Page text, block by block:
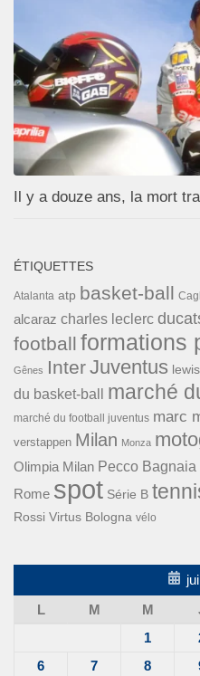
Il y a douze ans, la mort
ÉTIQUETTES
Atalanta atp basket-ball
alcaraz charles leclerc
football formations
Gênes InterJuventus
du basket-ball
marché
marché du football juventus marc
verstappen Milan Monza
Olimpia Milan Pecco Bagnaia
Rome spot Série B
Rossi Virtus Bologna vélo
L
M M
1
6
7 8